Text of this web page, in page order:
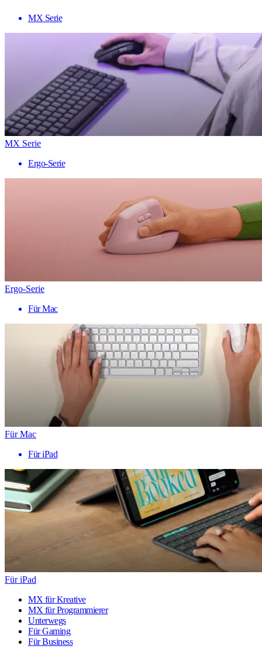
MX Serie
MX Serie
Ergo-Serie
Ergo-Serie
Für Mac
Für Mac
Für iPad
Für iPad
MX für Kreative
MX für Programmierer
Unterwegs
Für Gaming
Für Business